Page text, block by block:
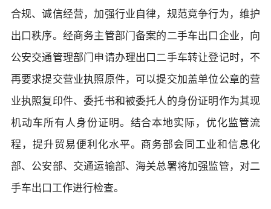
合规、诚信经营，加强行业自律，规范竞争行为，维护
出口秩序。经商务主管部门备案的二手车出口企业，向
公安交通管理部门申请办理出口二手车转让登记时，不
再要求提交营业执照原件，可以提交加盖单位公章的营
业执照复印件、委托书和被委托人的身份证明作为其现
机动车所有人身份证明。结合本地实际，优化监管流
程，提升贸易便利化水平。商务部会同工业和信息化
部、公安部、交通运输部、海关总署将加强监管，对二
手车出口工作进行检查。